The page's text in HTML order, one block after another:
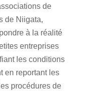
de
de Niigata,
à la réalité
entreprises
les conditions
en reportant les
procédures de